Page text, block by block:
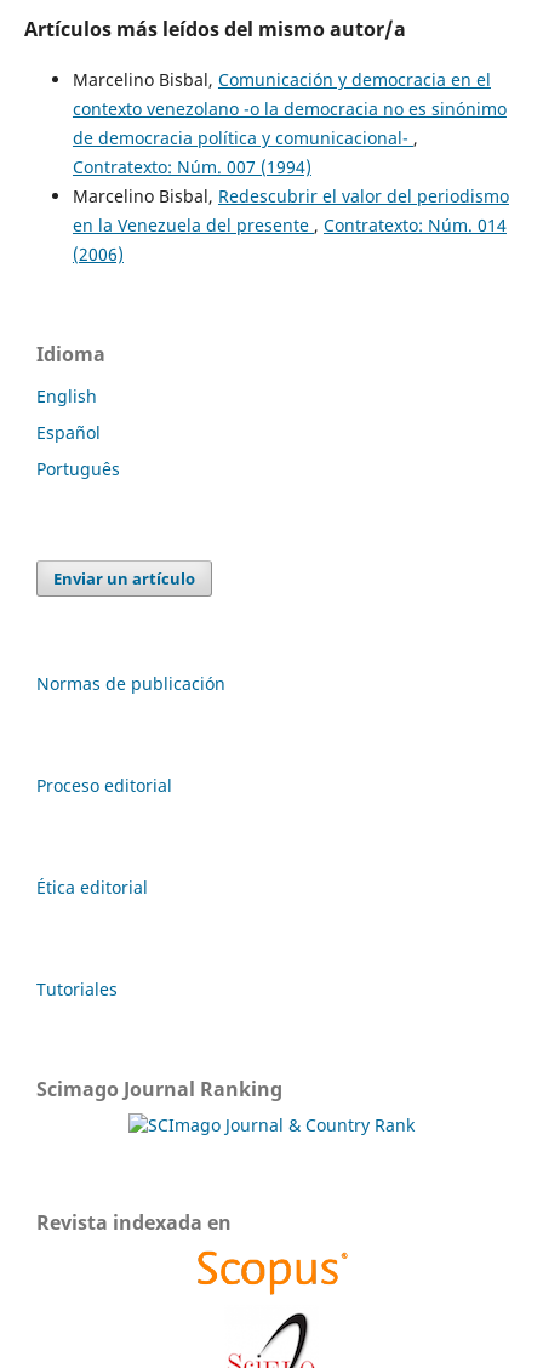
Artículos más leídos del mismo autor/a
Marcelino Bisbal, Comunicación y democracia en el
contexto venezolano -o la democracia no es sinónimo
de democracia política y comunicacional- ,
Contratexto: Núm. 007 (1994)
Marcelino Bisbal, Redescubrir el valor del periodismo
en la Venezuela del presente , Contratexto: Núm. 014
(2006)
Idioma
English
Español
Português
Enviar un artículo
Normas de publicación
Proceso editorial
Ética editorial
Tutoriales
Scimago Journal Ranking
Revista indexada en